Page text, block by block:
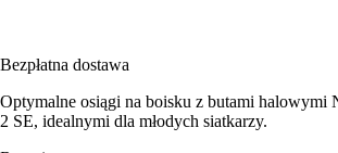
Bezpłatna dostawa
Optymalne osiągi na boisku z butami halowymi
2 SE, idealnymi dla młodych siatkarzy.